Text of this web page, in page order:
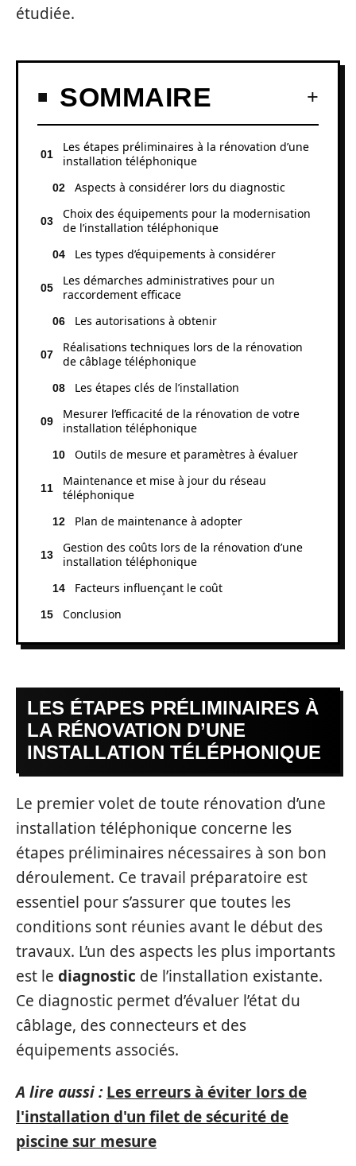
étudiée.
SOMMAIRE
Les étapes préliminaires à la rénovation d’une
installation téléphonique
Aspects à considérer lors du diagnostic
Choix des équipements pour la modernisation
de l’installation téléphonique
Les types d’équipements à considérer
Les démarches administratives pour un
raccordement efficace
Les autorisations à obtenir
Réalisations techniques lors de la rénovation
de câblage téléphonique
Les étapes clés de l’installation
Mesurer l’efficacité de la rénovation de votre
installation téléphonique
Outils de mesure et paramètres à évaluer
Maintenance et mise à jour du réseau
téléphonique
Plan de maintenance à adopter
Gestion des coûts lors de la rénovation d’une
installation téléphonique
Facteurs influençant le coût
Conclusion
LES ÉTAPES PRÉLIMINAIRES À
LA RÉNOVATION D’UNE
INSTALLATION TÉLÉPHONIQUE
Le premier volet de toute rénovation d’une
installation téléphonique concerne les
étapes préliminaires nécessaires à son bon
déroulement. Ce travail préparatoire est
essentiel pour s’assurer que toutes les
conditions sont réunies avant le début des
travaux. L’un des aspects les plus importants
est le diagnostic de l’installation existante.
Ce diagnostic permet d’évaluer l’état du
câblage, des connecteurs et des
équipements associés.
A lire aussi : Les erreurs à éviter lors de
l'installation d'un filet de sécurité de
piscine sur mesure